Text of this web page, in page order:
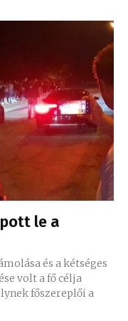
le a
és a kétséges
volt a fő célja
főszereplői a